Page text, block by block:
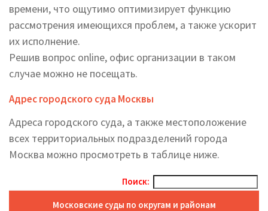
времени, что ощутимо оптимизирует функцию
рассмотрения имеющихся проблем, а также ускорит
их исполнение.
Решив вопрос online, офис организации в таком
случае можно не посещать.
Адрес городского суда Москвы
Адреса городского суда, а также местоположение
всех территориальных подразделений города
Москва можно просмотреть в таблице ниже.
Поиск:
Московские суды по округам и районам